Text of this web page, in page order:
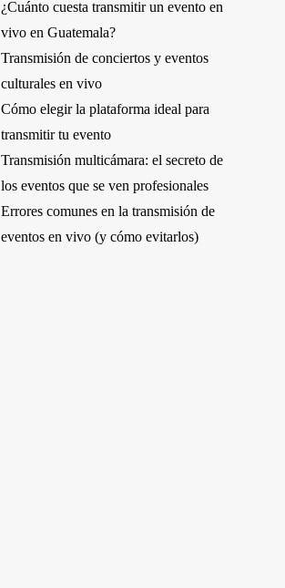
¿Cuánto cuesta transmitir un evento en
vivo en Guatemala?
Transmisión de conciertos y eventos
culturales en vivo
Cómo elegir la plataforma ideal para
transmitir tu evento
Transmisión multicámara: el secreto de
los eventos que se ven profesionales
Errores comunes en la transmisión de
eventos en vivo (y cómo evitarlos)